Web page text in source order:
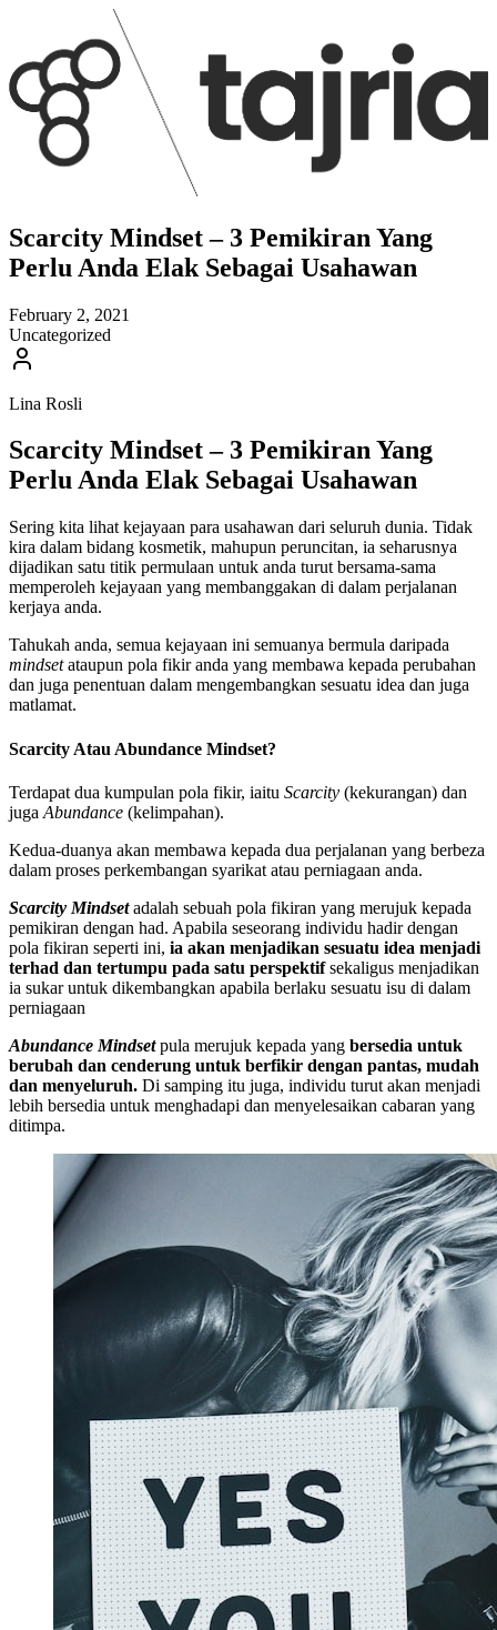
Scarcity Mindset – 3 Pemikiran Yang
Perlu Anda Elak Sebagai Usahawan
February 2, 2021
Uncategorized
Lina Rosli
Scarcity Mindset – 3 Pemikiran Yang
Perlu Anda Elak Sebagai Usahawan
Sering kita lihat kejayaan para usahawan dari seluruh dunia. Tidak
kira dalam bidang kosmetik, mahupun peruncitan, ia seharusnya
dijadikan satu titik permulaan untuk anda turut bersama-sama
memperoleh kejayaan yang membanggakan di dalam perjalanan
kerjaya anda.
Tahukah anda, semua kejayaan ini semuanya bermula daripada
mindsetataupun pola fikir anda yang membawa kepada perubahan
dan juga penentuan dalam mengembangkan sesuatu idea dan juga
matlamat.
Scarcity Atau Abundance Mindset?
Terdapat dua kumpulan pola fikir, iaitu Scarcity (kekurangan) dan
juga Abundance (kelimpahan).
Kedua-duanya akan membawa kepada dua perjalanan yang berbeza
dalam proses perkembangan syarikat atau perniagaan anda.
Scarcity Mindsetadalah sebuah pola fikiran yang merujuk kepada
pemikiran dengan had. Apabila seseorang individu hadir dengan
pola fikiran seperti ini, ia akan menjadikan sesuatu idea menjadi
terhad dan tertumpu pada satu perspektifsekaligus menjadikan
ia sukar untuk dikembangkan apabila berlaku sesuatu isu di dalam
perniagaan
Abundance Mindset pula merujuk kepada yang bersedia untuk
berubah dan cenderung untuk berfikir dengan pantas, mudah
dan menyeluruh. Di samping itu juga, individu turut akan menjadi
lebih bersedia untuk menghadapi dan menyelesaikan cabaran yang
ditimpa.